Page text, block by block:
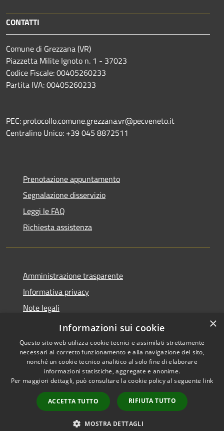
CONTATTI
Comune di Grezzana (VR)
Piazzetta Milite Ignoto n. 1 - 37023
Codice Fiscale: 00405260233
Partita IVA: 00405260233
PEC: protocollo.comune.grezzana.vr@pecveneto.it
Centralino Unico: +39 045 8872511
Prenotazione appuntamento
Segnalazione disservizio
Leggi le FAQ
Richiesta assistenza
Amministrazione trasparente
Informativa privacy
Note legali
Dichiarazione di accessibilità
Accessibilità
Copyright © 2026 • Comune di
Grezzana • Powered by
Municipium•
Accesso
redazione
×
Informazioni sui cookie
Questo sito web utilizza cookie tecnici e assimilati strettamente
necessari al corretto funzionamento e alla navigazione del sito,
nonché un cookie tecnico analitico al solo fine di elaborare
informazioni statistiche, aggregate e anonime.
Per maggiori dettagli, può consultare la cookie policy al seguente link
ACCETTA TUTTO RIFIUTA TUTTO
MOSTRA DETTAGLI